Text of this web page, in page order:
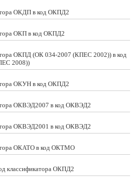
ОКДП в код ОКПД2
ОКП в код ОКПД2
ОКПД (ОК 034-2007 (КПЕС 2002)) в код
2008))
ОКУН в код ОКПД2
ОКВЭД2007 в код ОКВЭД2
ОКВЭД2001 в код ОКВЭД2
ОКАТО в код ОКТМО
классификатора ОКПД2